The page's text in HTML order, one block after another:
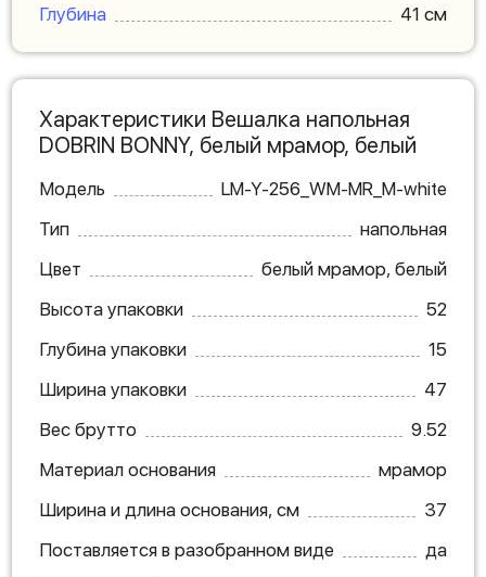
Глубина
41 см
Характеристики Вешалка напольная
DOBRIN BONNY, белый мрамор, белый
Модель
LM-Y-256_WM-MR_M-white
Тип
напольная
Цвет
белый мрамор, белый
Высота упаковки
52
Глубина упаковки
15
Ширина упаковки
47
Вес брутто
9.52
Материал основания
мрамор
Ширина и длина основания, см
37
Поставляется в разобранном виде
да